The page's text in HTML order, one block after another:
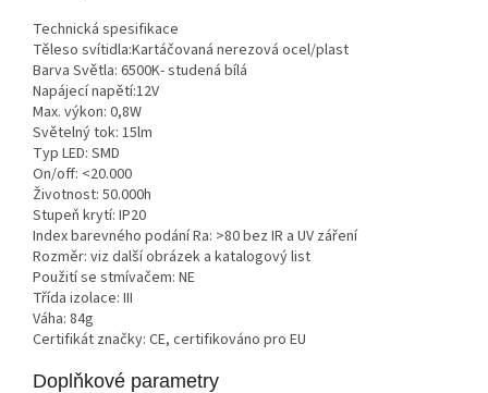
Technická spesifikace
Těleso svítidla:Kartáčovaná nerezová ocel/plast
Barva Světla: 6500K- studená bílá
Napájecí napětí:12V
Max. výkon: 0,8W
Světelný tok: 15lm
Typ LED: SMD
On/off: <20.000
Životnost: 50.000h
Stupeň krytí: IP20
Index barevného podání Ra: >80 bez IR a UV záření
Rozměr: viz další obrázek a katalogový list
Použití se stmívačem: NE
Třída izolace: III
Váha: 84g
Certifikát značky: CE, certifikováno pro EU
Doplňkové parametry